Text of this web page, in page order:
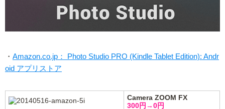
・ Amazon.co.jp： Photo Studio PRO (Kindle Tablet Edition): Andr
oid アプリストア
Camera ZOOM FX
300円→0円